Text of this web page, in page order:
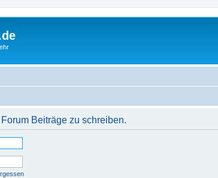
Beiträge zu schreiben.